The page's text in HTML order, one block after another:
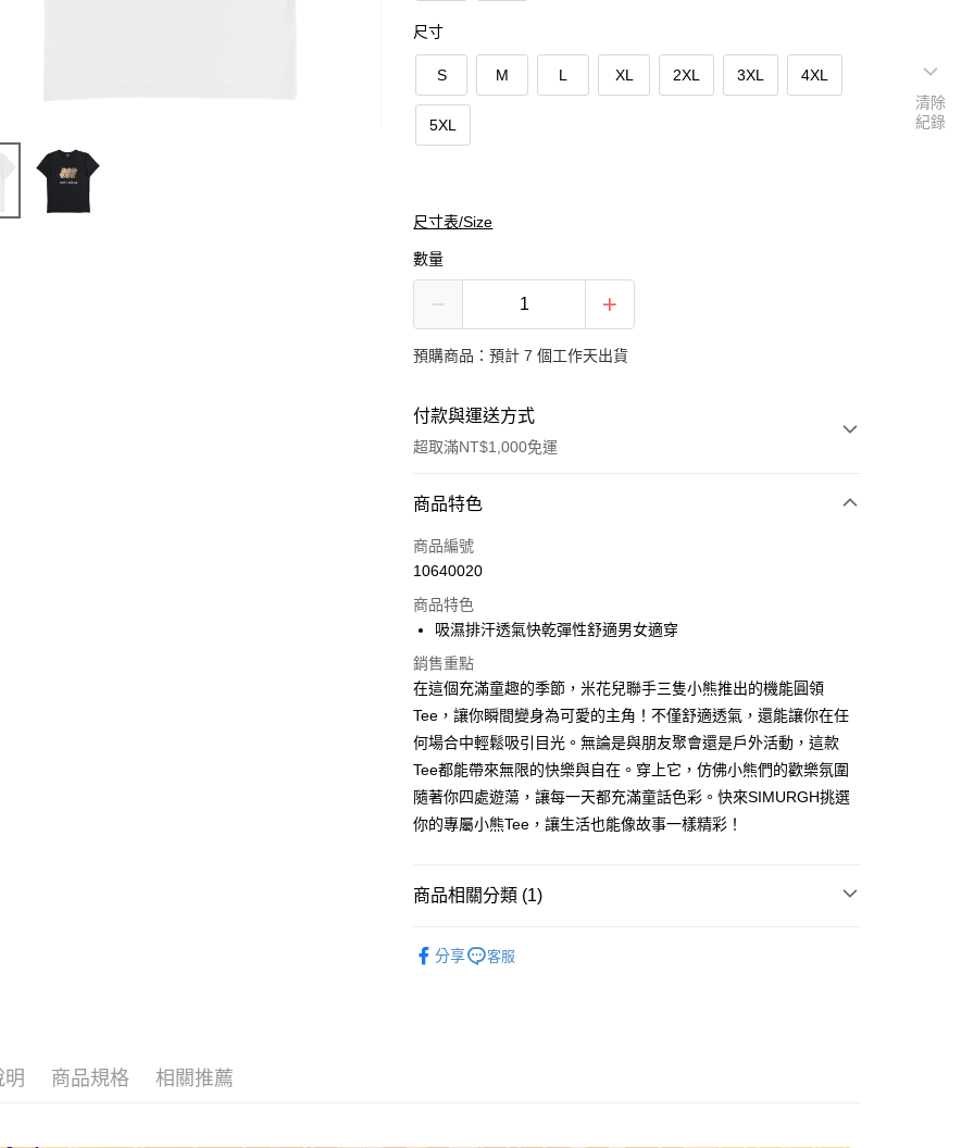
尺寸
S M L XL 2XL 3XL 4XL
5XL
尺寸表/Size
數量
預購商品：預計 7 個工作天出貨
付款與運送方式
超取滿NT$1,000免運
付款方式
信用卡一次付款
LINE Pay
Apple Pay
Google Pay
全家取貨付款
付款後全家取貨
商品特色
商品編號
10640020
商品特色
吸濕排汗透氣快乾彈性舒適男女適穿
銷售重點
在這個充滿童趣的季節，米花兒聯手三隻小熊推出的機能圓領
Tee，讓你瞬間變身為可愛的主角！不僅舒適透氣，還能讓你在任
何場合中輕鬆吸引目光。無論是與朋友聚會還是戶外活動，這款
Tee都能帶來無限的快樂與自在。穿上它，仿佛小熊們的歡樂氛圍
隨著你四處遊蕩，讓每一天都充滿童話色彩。快來SIMURGH挑選
你的專屬小熊Tee，讓生活也能像故事一樣精彩！
商品相關分類 (1)
分享
客服
明 商品規格 相關推薦
清除
紀錄